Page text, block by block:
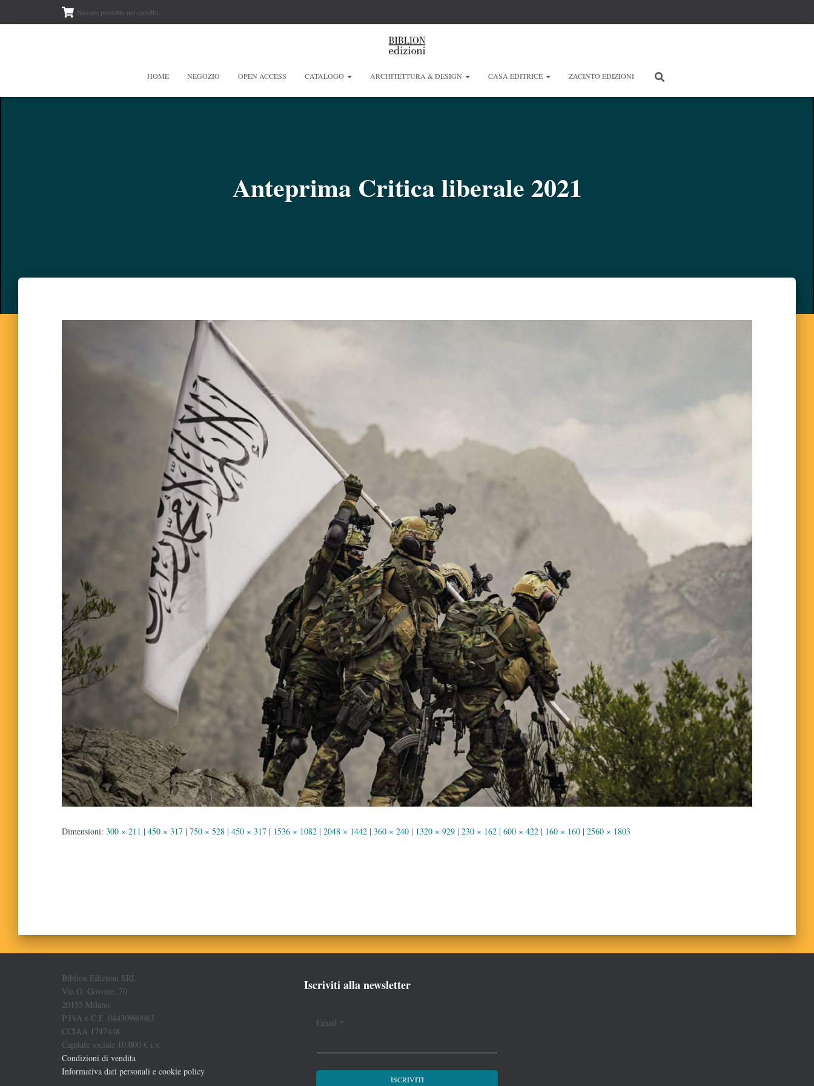
Nessun prodotto nel carrello.
HOME NEGOZIO OPEN ACCESS CATALOGO ARCHITETTURA & DESIGN CASA EDITRICE ZACINTO EDIZIONI
Anteprima Critica liberale 2021
Dimensioni: 300 × 211 | 450 × 317 | 750 × 528 | 450 × 317 | 1536 × 1082 | 2048 × 1442 | 360 × 240 | 1320 × 929 | 230 × 162 | 600 × 422 | 160 × 160 | 2560 × 1803
Biblion Edizioni SRL
Via G. Govone, 70
20155 Milano
P.IVA e C.F. 04430980963
CCIAA 1747448
Capitale sociale 10.000 € i.v.
Condizioni di vendita
Informativa dati personali e cookie policy
Iscriviti alla newsletter
Email *